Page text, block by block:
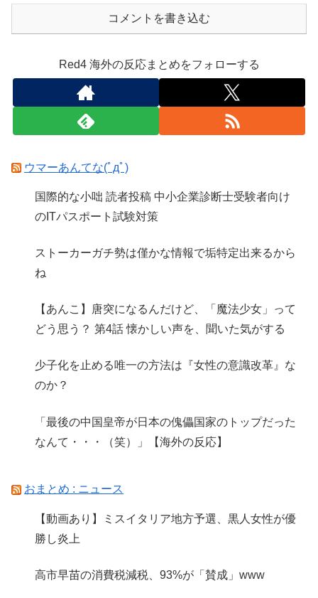
コメントを書き込む
Red4 海外の反応まとめをフォローする
ウマーあんてな(ﾟдﾟ)
国際的な小咄 読者投稿 中小企業診断士受験者向け
のITパスポート試験対策
ストーカーガチ勢は僅かな情報で垢特定出来るから
ね
【あんこ】唐突になるんだけど、「魔法少女」って
どう思う？ 第4話 懐かしい声を、聞いた気がする
少子化を止める唯一の方法は『女性の意識改革』な
のか？
「最後の中国皇帝が日本の傀儡国家のトップだった
なんて・・・（笑）」【海外の反応】
おまとめ : ニュース
【動画あり】ミスイタリア地方予選、黒人女性が優
勝し炎上
高市早苗の消費税減税、93%が「賛成」www